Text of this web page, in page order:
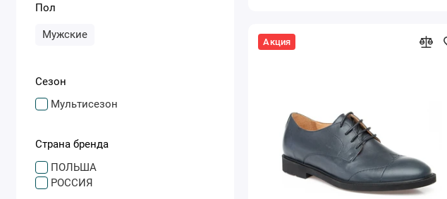
Пол
Мужские
Сезон
Мультисезон
Страна бренда
ПОЛЬША
РОССИЯ
Акция